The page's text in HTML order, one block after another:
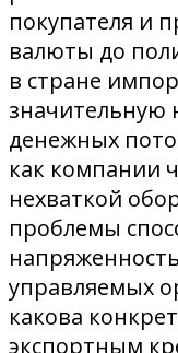
покупателя и
валюты до
в стране
значительную
денежных
как компании
нехваткой
проблемы
управляемых
какова
экспортным